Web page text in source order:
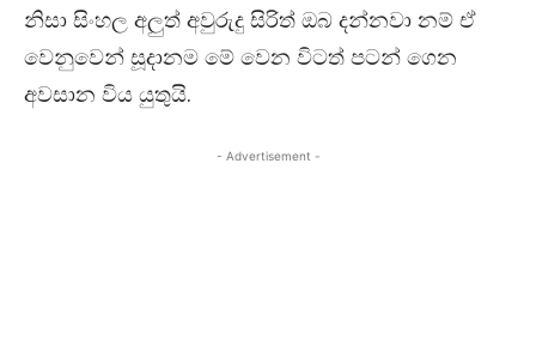
නිසා සිංහල අලුත් අවුරුදු සිරිත් ඔබ දන්නවා නම් ඒ
වෙනුවෙන් සූදානම මේ වෙන විටත් පටන් ගෙන
අවසාන විය යුතුයි.
- Advertisement -